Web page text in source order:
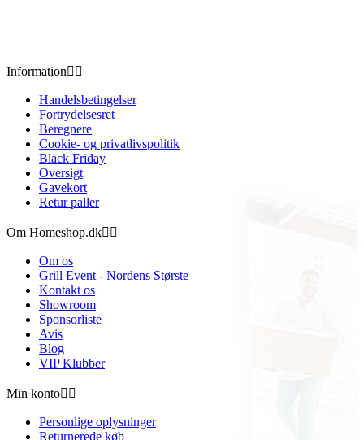
Information 
Handelsbetingelser
Fortrydelsesret
Beregnere
Cookie- og privatlivspolitik
Black Friday
Oversigt
Gavekort
Retur paller
Om Homeshop.dk 
Om os
Grill Event - Nordens Største
Kontakt os
Showroom
Sponsorliste
Avis
Blog
VIP Klubber
Min konto 
Personlige oplysninger
Returnerede køb